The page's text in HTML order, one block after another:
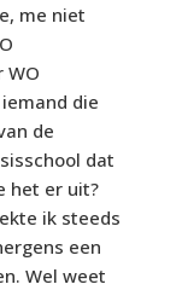
me niet
WO
die
de
dat
het er uit?
ik steeds
een
Wel weet